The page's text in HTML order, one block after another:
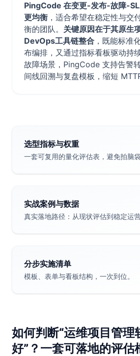
PingCode 在变更-发布-故障-
更均衡 ，适合希望在稳定性与交
衡的团队。 关键原因在于其原生
DevOps工具链整合 ，既能标准
布编排，又通过指标看板驱动持
故障场景，PingCode 支持告警
间线回溯与复盘模板，缩短
选型指标与权重
一套可复用的量化评估表，避免拍脑袋
实战案例与数据
真实落地路径：从现状评估到稳定运营
分步实施清单
模板、表单与看板结构，一次到位。
如何判断“运维项目管理
好”？一套可落地的评估